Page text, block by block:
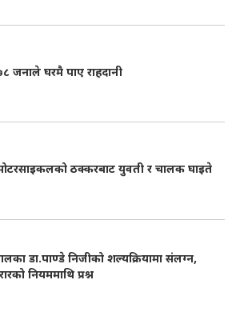
जनाले घरमै पाए राहदानी
ठक्करबाट युवती र चालक घाइते
डा.पाण्डे निजीको शल्यक्रियामा संलग्न,
नियममाथि प्रश्न